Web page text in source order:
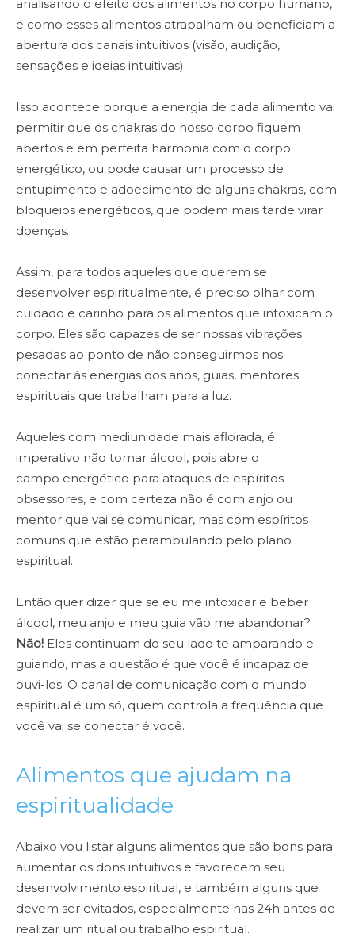
analisando o efeito dos alimentos no corpo humano,
e como esses alimentos atrapalham ou beneficiam a
abertura dos canais intuitivos (visão, audição,
sensações e ideias intuitivas).
Isso acontece porque a energia de cada alimento vai
permitir que os chakras do nosso corpo fiquem
abertos e em perfeita harmonia com o corpo
energético, ou pode causar um processo de
entupimento e adoecimento de alguns chakras, com
bloqueios energéticos, que podem mais tarde virar
doenças.
Assim, para todos aqueles que querem se
desenvolver espiritualmente, é preciso olhar com
cuidado e carinho para os alimentos que intoxicam o
corpo. Eles são capazes de ser nossas vibrações
pesadas ao ponto de não conseguirmos nos
conectar às energias dos anos, guias, mentores
espirituais que trabalham para a luz.
Aqueles com mediunidade mais aflorada, é
imperativo não tomar álcool, pois abre o
campo energético para ataques de espíritos
obsessores, e com certeza não é com anjo ou
mentor que vai se comunicar, mas com espíritos
comuns que estão perambulando pelo plano
espiritual.
Então quer dizer que se eu me intoxicar e beber
álcool, meu anjo e meu guia vão me abandonar?
Não! Eles continuam do seu lado te amparando e
guiando, mas a questão é que você é incapaz de
ouvi-los. O canal de comunicação com o mundo
espiritual é um só, quem controla a frequência que
você vai se conectar é você.
Alimentos que ajudam na
espiritualidade
Abaixo vou listar alguns alimentos que são bons para
aumentar os dons intuitivos e favorecem seu
desenvolvimento espiritual, e também alguns que
devem ser evitados, especialmente nas 24h antes de
realizar um ritual ou trabalho espiritual.